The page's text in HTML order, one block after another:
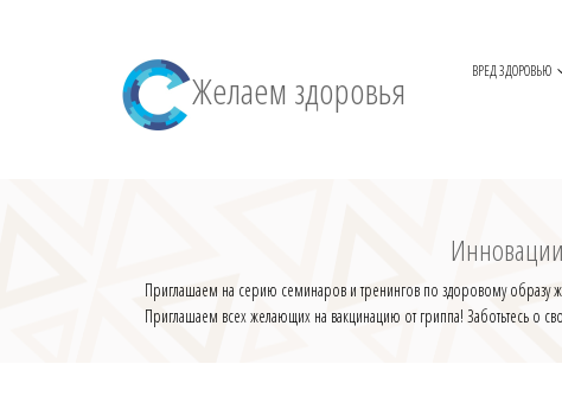
Желаем здоровья ВРЕД ЗДОРОВЬЮ
Приглашаем на серию семинаров и тренингов по здоровому образу
Приглашаем всех желающих на вакцинацию от гриппа! Заботьтесь о